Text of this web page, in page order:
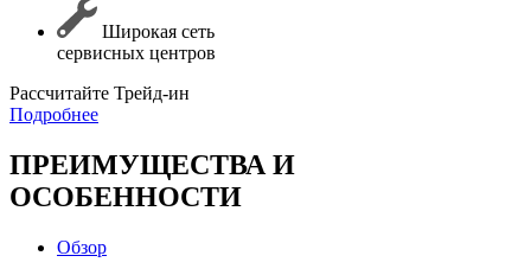
Широкая сеть
сервисных центров
Раcсчитайте Трейд-ин
Подробнее
ПРЕИМУЩЕСТВА И
ОСОБЕННОСТИ
Обзор